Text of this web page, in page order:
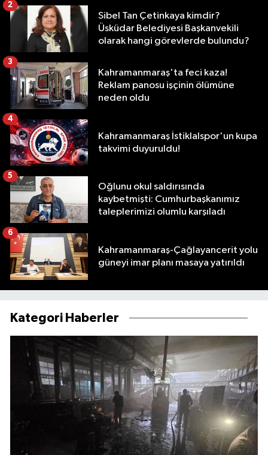
Sibel Tan Çetinkaya kimdir?
Üsküdar Belediyesi Başkanvekili
olarak hangi görevlerde bulundu?
2
Kahramanmaraş'ta feci kaza!
Reklam panosu işçinin ölümüne
neden oldu
3
Kahramanmaraş İstiklalspor'un kupa
takvimi duyuruldu!
4
Oğlunu okul saldırısında
kaybetmişti: Cumhurbaşkanımız
taleplerimizi olumlu karşıladı
5
Kahramanmaraş-Çağlayancerit yolu
güneyi imar planı masaya yatırıldı
6
Kategori Haberler